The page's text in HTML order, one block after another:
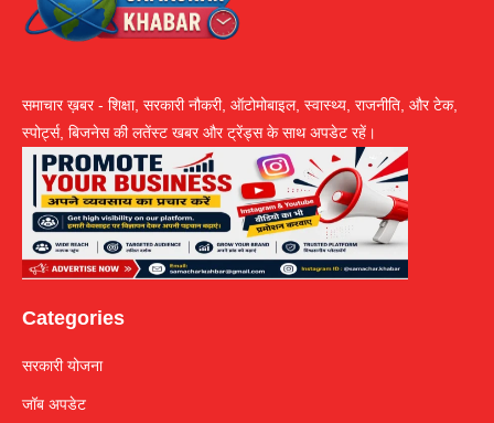
समाचार ख़बर - शिक्षा, सरकारी नौकरी, ऑटोमोबाइल, स्वास्थ्य, राजनीति, और टेक,
स्पोर्ट्स, बिजनेस की लतेंस्ट खबर और ट्रेंड्स के साथ अपडेट रहें।
Categories
सरकारी योजना
जॉब अपडेट